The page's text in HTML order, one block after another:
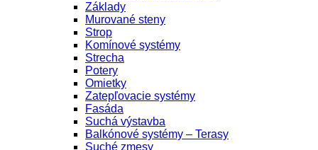
Základy
Murované steny
Strop
Komínové systémy
Strecha
Potery
Omietky
Zatepľovacie systémy
Fasáda
Suchá výstavba
Balkónové systémy – Terasy
Suché zmesy